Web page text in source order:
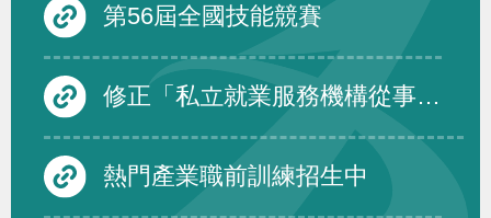
第56屆全國技能競賽
修正「私立就業服務機構從事跨國人力仲介服務品質評鑑要點」第四點、第五點、第六點及第三點附表一至附表三，除第三點附表一至附表三自中華民國一百十六年一月一日生效外，自即日生效。
熱門產業職前訓練招生中